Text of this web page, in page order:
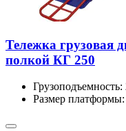
Тележка грузовая
полкой КГ 250
Грузоподъемность:
Размер платформы: